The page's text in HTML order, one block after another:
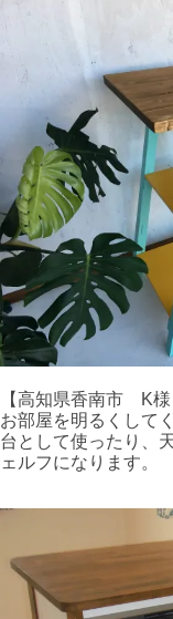
【高知県香南市 K
お部屋を明るくして
台として使ったり、
ェルフになります。